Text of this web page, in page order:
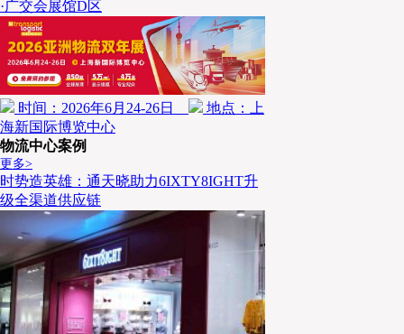
·广交会展馆D区
时间：2026年6月24-26日
地点：上
海新国际博览中心
物流中心案例
更多>
时势造英雄：通天晓助力6IXTY8IGHT升
级全渠道供应链